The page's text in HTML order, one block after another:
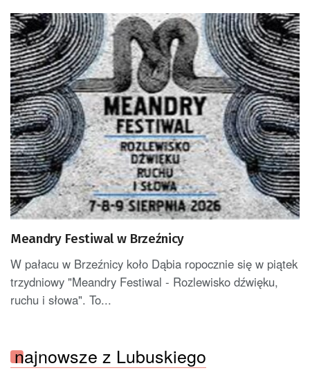
Meandry Festiwal w Brzeźnicy
W pałacu w Brzeźnicy koło Dąbia ropocznie się w piątek
trzydniowy "Meandry Festiwal - Rozlewisko dźwięku,
ruchu i słowa". To...
najnowsze z Lubuskiego